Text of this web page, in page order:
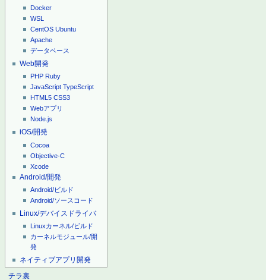
Docker
WSL
CentOS Ubuntu
Apache
データベース
Web開発
PHP Ruby
JavaScript TypeScript
HTML5 CSS3
Webアプリ
Node.js
iOS/開発
Cocoa
Objective-C
Xcode
Android/開発
Android/ビルド
Android/ソースコード
Linux/デバイスドライバ
Linuxカーネル/ビルド
カーネルモジュール/開
発
ネイティブアプリ開発
チラ裏